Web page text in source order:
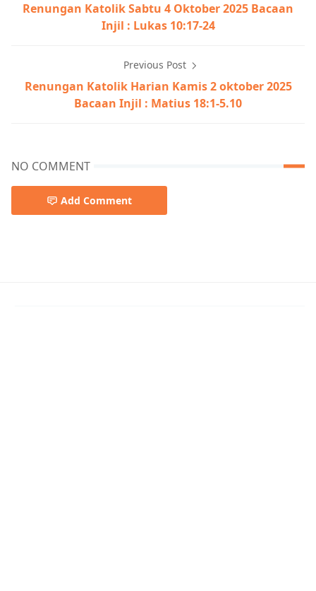
Renungan Katolik Sabtu 4 Oktober 2025 Bacaan
Injil : Lukas 10:17-24
Previous Post
Renungan Katolik Harian Kamis 2 oktober 2025
Bacaan Injil : Matius 18:1-5.10
NO COMMENT
Add Comment